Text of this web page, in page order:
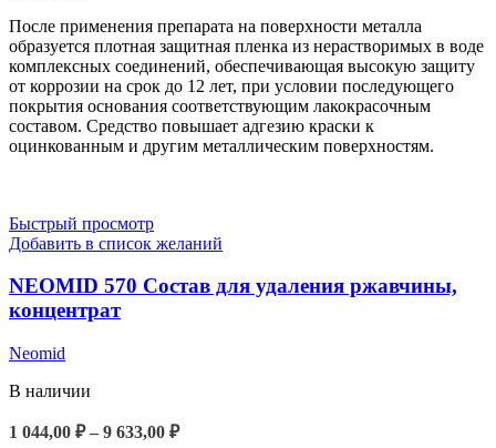
После применения препарата на поверхности металла
образуется плотная защитная пленка из нерастворимых в воде
комплексных соединений, обеспечивающая высокую защиту
от коррозии на срок до 12 лет, при условии последующего
покрытия основания соответствующим лакокрасочным
составом. Средство повышает адгезию краски к
оцинкованным и другим металлическим поверхностям.
Быстрый просмотр
Добавить в список желаний
NEOMID 570 Состав для удаления ржавчины,
концентрат
Neomid
В наличии
1 044,00 ₽ – 9 633,00 ₽